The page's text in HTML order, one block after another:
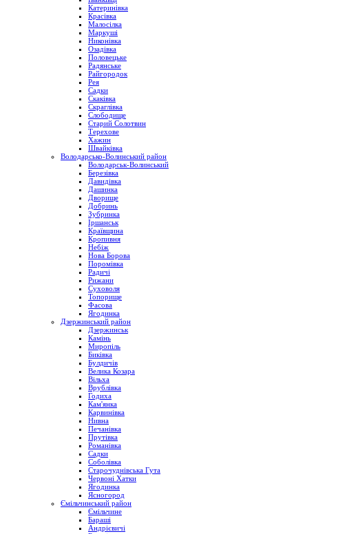
Катеринівка
Красівка
Малосілка
Маркуші
Никонівка
Озадівка
Половецьке
Радянське
Райгородок
Рея
Садки
Скаківка
Скраглівка
Слободище
Старий Солотвин
Терехове
Хажин
Швайківка
Володарсько-Волинський район
Володарськ-Волинський
Березівка
Давидівка
Дашинка
Дворище
Добринь
Зубринка
Іршанськ
Краївщина
Кропивня
Небіж
Нова Борова
Поромівка
Радичі
Рижани
Суховоля
Топорище
Фасова
Ягодинка
Дзержинський район
Дзержинськ
Камінь
Миропіль
Биківка
Булдичів
Велика Козара
Вільха
Врублівка
Годиха
Кам'янка
Карвинівка
Нивна
Печанівка
Прутівка
Романівка
Садки
Соболівка
Старочуднівська Гута
Червоні Хатки
Ягодинка
Ясногород
Ємільчинський район
Ємільчине
Бараші
Андрієвичі